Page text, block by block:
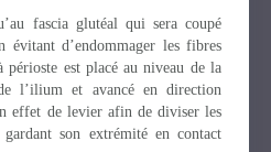
fascia glutéal qui sera coupé
évitant d’endommager les fibres
périoste est placé au niveau de la
l’ilium et avancé en direction
effet de levier afin de diviser les
son extrémité en contact